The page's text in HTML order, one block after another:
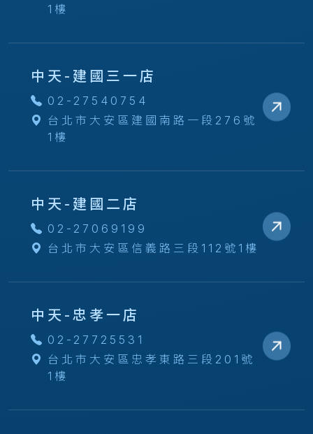
1樓
中天-建國三一店
02-27540754
台北市大安區建國南路一段276號
1樓
中天-建國二店
02-27069199
台北市大安區信義路三段112號1樓
中天-忠孝一店
02-27725531
台北市大安區忠孝東路三段201號
1樓